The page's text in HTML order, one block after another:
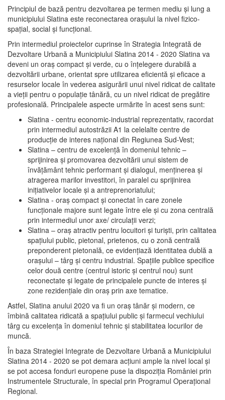
Principiul de bază pentru dezvoltarea pe termen mediu şi lung a
municipiului Slatina este reconectarea oraşului la nivel fizico-
spaţial, social şi funcţional.
Prin intermediul proiectelor cuprinse în Strategia Integrată de
Dezvoltare Urbană a Municipiului Slatina 2014 - 2020 Slatina va
deveni un oraş compact şi verde, cu o înţelegere durabilă a
dezvoltării urbane, orientat spre utilizarea eficientă şi eficace a
resurselor locale în vederea asigurării unui nivel ridicat de calitate
a vieţii pentru o populaţie tânără, cu un nivel ridicat de pregătire
profesională. Principalele aspecte urmărite în acest sens sunt:
Slatina - centru economic-industrial reprezentativ, racordat
prin intermediul autostrăzii A1 la celelalte centre de
producţie de interes naţional din Regiunea Sud-Vest;
Slatina – centru de excelenţă în domeniul tehnic –
sprijinirea şi promovarea dezvoltării unui sistem de
învăţământ tehnic performant şi dialogul, menţinerea şi
atragerea marilor investitori, în paralel cu sprijinirea
iniţiativelor locale şi a antreprenoriatului;
Slatina - oraş compact şi conectat în care zonele
funcţionale majore sunt legate între ele şi cu zona centrală
prin intermediul unor axe/ circulații verzi;
Slatina – oraş atractiv pentru locuitori şi turişti, prin calitatea
spaţiului public, pietonal, prietenos, cu o zonă centrală
preponderent pietonală, ce evidenţiază identitatea dublă a
oraşului – târg şi centru industrial. Spaţiile publice specifice
celor două centre (centrul istoric şi centrul nou) sunt
reconectate şi legate de principalele puncte de interes şi
zone rezidenţiale din oraş prin axe tematice.
Astfel, Slatina anului 2020 va fi un oraş tânăr şi modern, ce
îmbină calitatea ridicată a spaţiului public şi farmecul vechiului
târg cu excelenţa în domeniul tehnic şi stabilitatea locurilor de
muncă.
În baza Strategiei Integrate de Dezvoltare Urbană a Municipiului
Slatina 2014 - 2020 se pot demara acţiuni ample la nivel local şi
se pot accesa fonduri europene puse la dispoziţia României prin
Instrumentele Structurale, în special prin Programul Operațional
Regional.